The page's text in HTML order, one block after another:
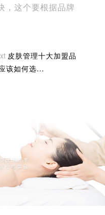
，这个要根据品牌
皮肤管理十大加盟品
该如何选...